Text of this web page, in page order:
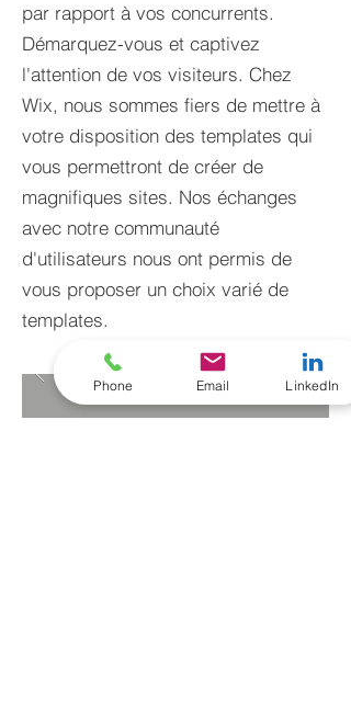
par rapport à vos concurrents.
Démarquez-vous et captivez
l'attention de vos visiteurs. Chez
Wix, nous sommes fiers de mettre à
votre disposition des templates qui
vous permettront de créer de
magnifiques sites. Nos échanges
avec notre communauté
d'utilisateurs nous ont permis de
vous proposer un choix varié de
templates.
Phone Email LinkedIn